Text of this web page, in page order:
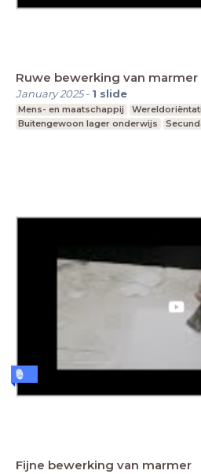
Ruwe bewerking van marmer
January 2025- 1 slide
Mens- en maatschappij
Buitengewoon lager onderwijs
Fijne bewerking van marmer